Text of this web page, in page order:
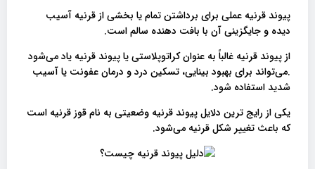
پیوند قرنیه عملی برای برداشتن تمام یا بخشی از قرنیه آسیب
دیده و جایگزینی آن با بافت دهنده سالم است.
از پیوند قرنیه غالباً به عنوان کراتوپلاستی یا پیوند قرنیه یاد می‌شود
.می‌تواند برای بهبود بینایی، تسکین درد و درمان عفونت یا آسیب
شدید استفاده شود.
یکی از رایج ترین دلایل پیوند قرنیه وضعیتی به نام قوز قرنیه است
که باعث تغییر شکل قرنیه می‌شود.